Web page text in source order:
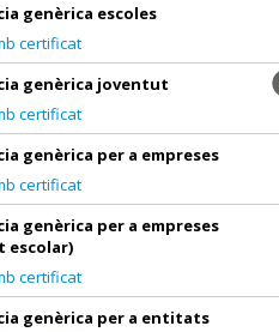
genèrica escoles
certificat
genèrica joventut
certificat
genèrica per a empreses
certificat
genèrica per a empreses
escolar)
certificat
genèrica per a entitats